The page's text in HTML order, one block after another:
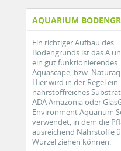
AQUARIUM
Ein richtiger Aufbau des
Bodengrunds ist das A
ein gut funktionierendes
Aquascape, bzw.
Hier wird in der Regel ein
nährstoffreiches
ADA Amazonia oder
Environment Aquarium
verwendet, in dem die
ausreichend Nährstoffe
Wurzel ziehen können.